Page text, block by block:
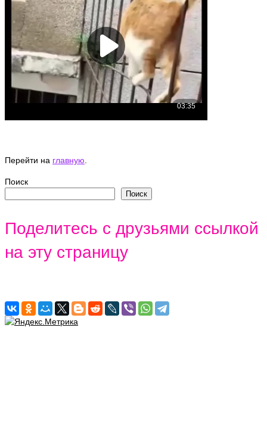
Перейти на главную
Поиск
Поиск
Поделитесь с друзьями ссылкой
на эту страницу